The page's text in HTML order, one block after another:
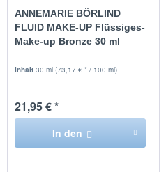
ANNEMARIE BÖRLIND
FLUID MAKE-UP Flüssiges-
Make-up Bronze 30 ml
Inhalt30 ml(73,17 € * / 100 ml)
21,95 € *
In den